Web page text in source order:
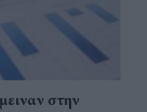
στην